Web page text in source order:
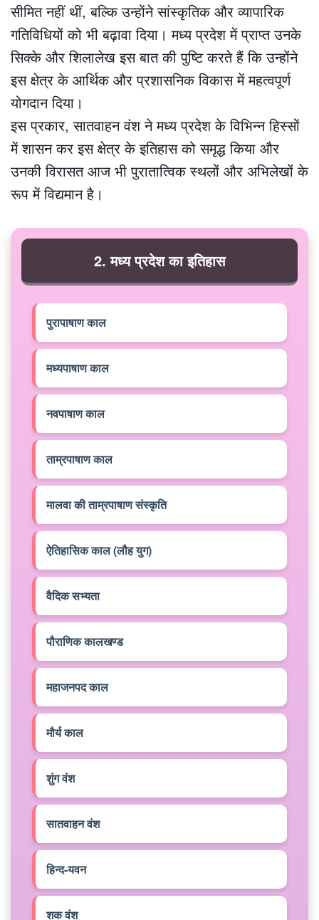
सीमित नहीं थीं, बल्कि उन्होंने सांस्कृतिक और व्यापारिक
गतिविधियों को भी बढ़ावा दिया। मध्य प्रदेश में प्राप्त उनके
सिक्के और शिलालेख इस बात की पुष्टि करते हैं कि उन्होंने
इस क्षेत्र के आर्थिक और प्रशासनिक विकास में महत्वपूर्ण
योगदान दिया।
इस प्रकार, सातवाहन वंश ने मध्य प्रदेश के विभिन्न हिस्सों
में शासन कर इस क्षेत्र के इतिहास को समृद्ध किया और
उनकी विरासत आज भी पुरातात्विक स्थलों और अभिलेखों के
रूप में विद्यमान है।
2. मध्य प्रदेश का इतिहास
पुरापाषाण काल
मध्यपाषाण काल
नवपाषाण काल
ताम्रपाषाण काल
मालवा की ताम्रपाषाण संस्कृति
ऐतिहासिक काल (लौह युग)
वैदिक सभ्यता
पौराणिक कालखण्ड
महाजनपद काल
मौर्य काल
शुंग वंश
सातवाहन वंश
हिन्द-यवन
शक वंश